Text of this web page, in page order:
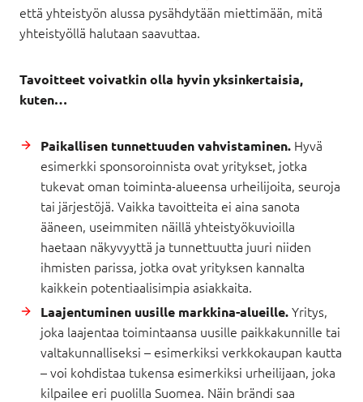
että yhteistyön alussa pysähdytään miettimään, mitä
yhteistyöllä halutaan saavuttaa.
Tavoitteet voivatkin olla hyvin yksinkertaisia,
kuten…
Paikallisen tunnettuuden vahvistaminen. Hyvä
esimerkki sponsoroinnista ovat yritykset, jotka
tukevat oman toiminta-alueensa urheilijoita, seuroja
tai järjestöjä. Vaikka tavoitteita ei aina sanota
ääneen, useimmiten näillä yhteistyökuvioilla
haetaan näkyvyyttä ja tunnettuutta juuri niiden
ihmisten parissa, jotka ovat yrityksen kannalta
kaikkein potentiaalisimpia asiakkaita.
Laajentuminen uusille markkina-alueille.Yritys,
joka laajentaa toimintaansa uusille paikkakunnille tai
valtakunnalliseksi – esimerkiksi verkkokaupan kautta
– voi kohdistaa tukensa esimerkiksi urheilijaan, joka
kilpailee eri puolilla Suomea. Näin brändi saa